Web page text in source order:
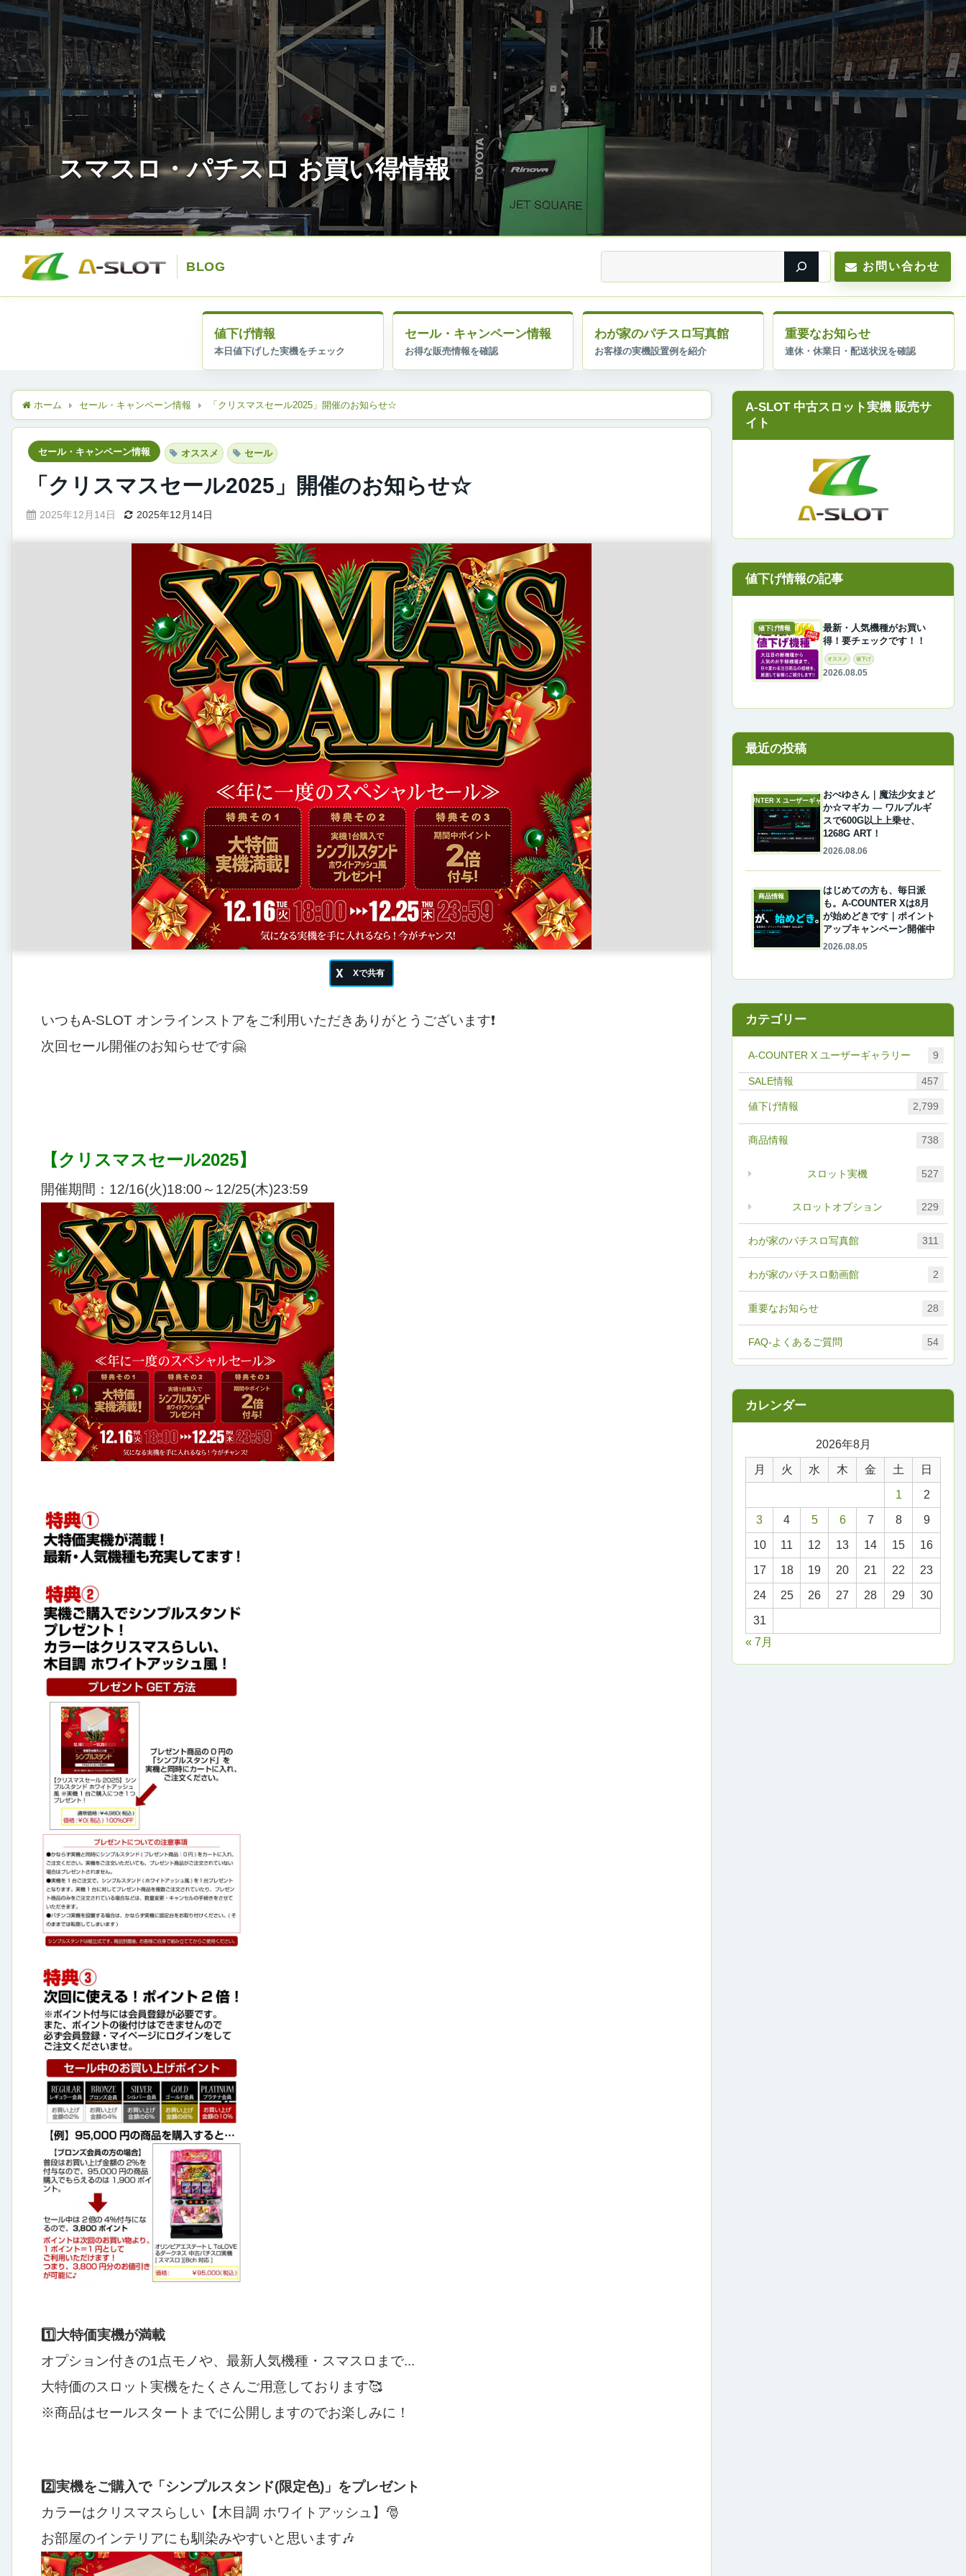
お問い合わせ
値下げ情報 セール・キャンペーン情報 わが家のパチスロ写真館 重要なお知らせ
ホーム セール・キャンペーン情報 「クリスマスセール2025」開催のお知らせ☆
セール・キャンペーン情報 オススメ セール
「クリスマスセール2025」開催のお知らせ☆
2025年12月14日 2025年12月14日
いつもA-SLOT オンラインストアをご利用いただきありがとうございます❗
次回セール開催のお知らせです🤗
【クリスマスセール2025】
開催期間： 12/16(火)18:00～12/25(木)23:59
1️⃣大特価実機が満載
オプション付きの1点モノや、最新人気機種・スマスロまで...
大特価のスロット実機をたくさんご用意しております🥰
※商品はセールスタートまでに公開しますのでお楽しみに！
2️⃣実機をご購入で「シンプルスタンド(限定色)」をプレゼント
カラーはクリスマスらしい【木目調 ホワイトアッシュ】🎅
お部屋のインテリアにも馴染みやすいと思います🎶
A-SLOT 中古スロット実機 販売サ
イト
値下げ情報
最新・人気機種がお買い
得！要チェックです！！
オススメ 値下げ
2026.08.05
最近の投稿
A-COUNTER X ユーザーギャラリー
おぺゆさん｜魔法少女まど
か☆マギカ ― ワルプルギ
スで600G以上上乗せ、
1268G ART！
2026.08.06
商品情報
はじめての方も、毎日派
も。A-COUNTER Xは8月
が始めどきです｜ポイント
アップキャンペーン開催中
2026.08.05
カテゴリー
A-COUNTER X ユーザーギャラリー 9
FAQ-よくあるご質問 54
457
わが家のパチスロ写真館 311
わが家のパチスロ動画館 2
値下げ情報 2,799
商品情報 738
スロットオプション 229
スロット実機 527
重要なお知らせ 28
2026年8月
月 火 水 木 金 土 日
1 2
3 4 5 6 7 8 9
10 11 12 13 14 15 16
17 18 19 20 21 22 23
24 25 26 27 28 29 30
31
« 7月